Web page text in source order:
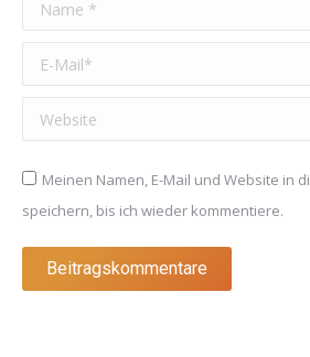
E-Mail *
Website
Meinen Namen, E-Mail und Website in
speichern, bis ich wieder kommentiere.
Beitragskommentare